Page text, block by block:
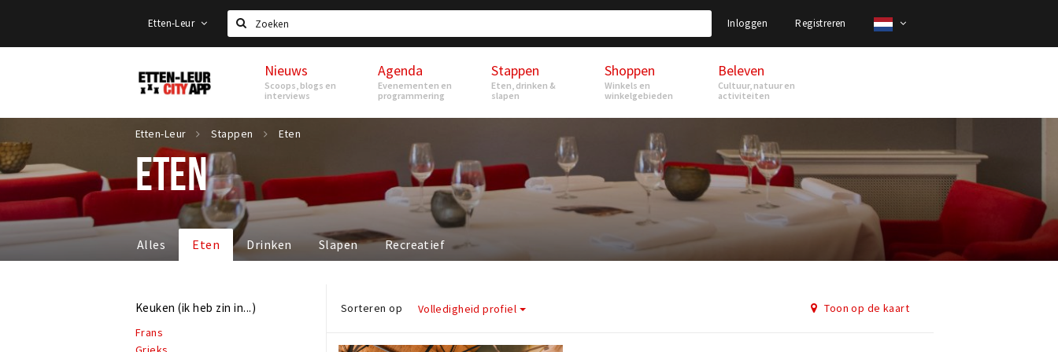
Etten-Leur
Zoeken
Inloggen Registreren
Etten-
Leur
Nieuws
Scoops, blogs en
interviews
Agenda
Evenementen en
programmering
Stappen
Eten, drinken &
slapen
Shoppen
Winkels en
winkelgebieden
Beleven
Cultuur, natuur en
activiteiten
Etten-Leur Stappen Eten
ETEN
Alles Eten Drinken Slapen Recreatief
Keuken (ik heb zin in...)
Frans
Sorteren op Volledigheid profiel Toon op de kaart